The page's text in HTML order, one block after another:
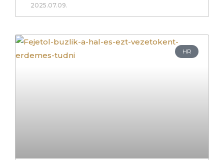
2025.07.09.
HR